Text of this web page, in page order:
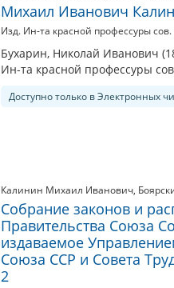
Михаил Иванович
Изд. Ин-та красной профессуры сов.
Бухарин, Николай Иванович
Ин-та красной профессуры
Доступно только в Электронных
Калинин Михаил Иванович,
Собрание законов и
Правительства Союза
издаваемое
Союза ССР и Совета
2